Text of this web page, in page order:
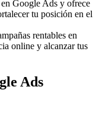
Google Ads y ofrece
tu posición en el
rentables en
online y alcanzar tus
Ads